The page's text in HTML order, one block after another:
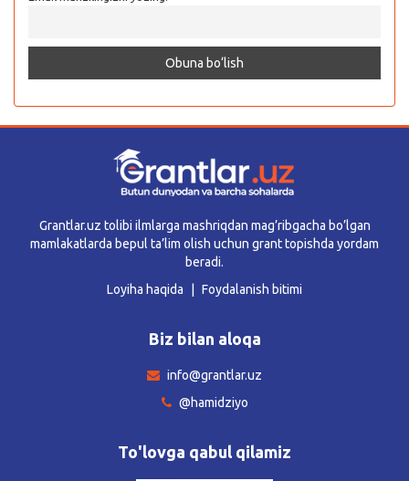
Grantlar.uz tolibi ilmlarga mashriqdan mag’ribgacha bo’lgan
mamlakatlarda bepul ta’lim olish uchun grant topishda yordam
beradi.
Loyiha haqida
Foydalanish bitimi
Biz bilan aloqa
info@grantlar.uz
@hamidziyo
To'lovga qabul qilamiz